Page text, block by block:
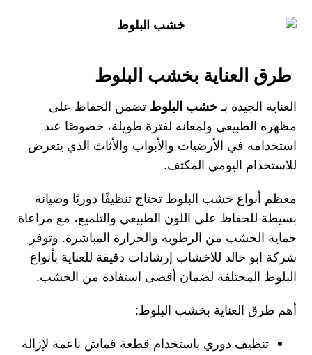
طرق العناية بخشب البلوط
العناية الجيدة بـخشب البلوط تضمن الحفاظ على
مظهره الطبيعي ولمعانه لفترة طويلة، خصوصًا عند
استخدامه في الأرضيات والأبواب والأثاث الذي يتعرض
للاستخدام اليومي المكثف.
معظم أنواع خشب البلوط تحتاج تنظيفًا دوريًا وصيانة
بسيطة للحفاظ على اللون الطبيعي والتلميع، مع مراعاة
حماية الخشب من الرطوبة والحرارة المباشرة. وتوفر
شركة ابو خالد للاخشاب إرشادات دقيقة للعناية بأنواع
البلوط المختلفة لضمان أقصى استفادة من الخشب.
أهم طرق العناية بخشب البلوط:
تنظيف دوري باستخدام قطعة قماش ناعمة لإزالة